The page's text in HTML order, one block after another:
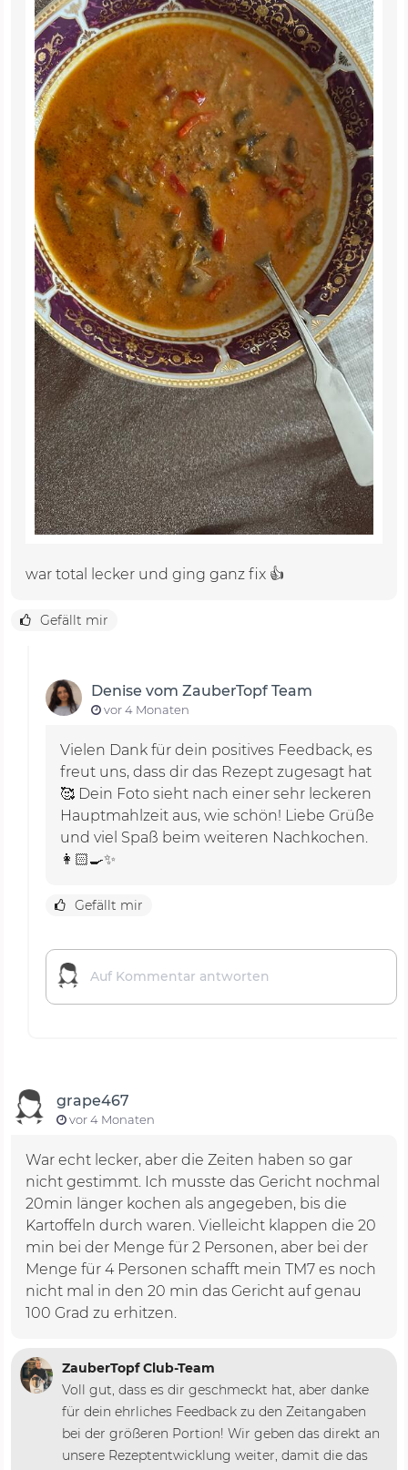
war total lecker und ging ganz fix 👍
Gefällt mir
Denise vom ZauberTopf Team
vor 4 Monaten
Vielen Dank für dein positives Feedback, es
freut uns, dass dir das Rezept zugesagt hat
🥰 Dein Foto sieht nach einer sehr leckeren
Hauptmahlzeit aus, wie schön! Liebe Grüße
und viel Spaß beim weiteren Nachkochen.
👩🏻‍🍳✨
Gefällt mir
grape467
vor 4 Monaten
War echt lecker, aber die Zeiten haben so gar
nicht gestimmt. Ich musste das Gericht nochmal
20min länger kochen als angegeben, bis die
Kartoffeln durch waren. Vielleicht klappen die 20
min bei der Menge für 2 Personen, aber bei der
Menge für 4 Personen schafft mein TM7 es noch
nicht mal in den 20 min das Gericht auf genau
100 Grad zu erhitzen.
ZauberTopf Club-Team
Voll gut, dass es dir geschmeckt hat, aber danke
für dein ehrliches Feedback zu den Zeitangaben
bei der größeren Portion! Wir geben das direkt an
unsere Rezeptentwicklung weiter, damit die das